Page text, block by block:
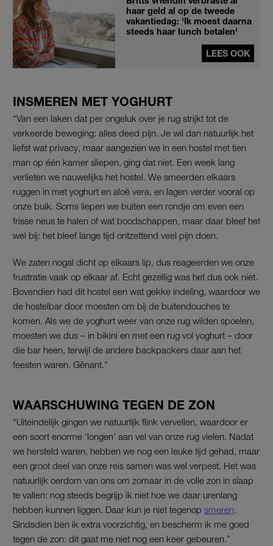
haar geld al op de tweede
vakantiedag: 'Ik moest daarna
steeds haar lunch betalen'
LEES OOK
INSMEREN MET YOGHURT
“Van een laken dat per ongeluk over je rug strijkt tot de
verkeerde beweging: alles deed pijn. Je wil dan natuurlijk het
liefst wat privacy, maar aangezien we in een hostel met tien
man op één kamer sliepen, ging dat niet. Een week lang
verlieten we nauwelijks het hostel. We smeerden elkaars
ruggen in met yoghurt en aloë vera, en lagen verder vooral op
onze buik. Soms liepen we buiten een rondje om even een
frisse neus te halen of wat boodschappen, maar daar bleef het
wel bij: het bleef lange tijd ontzettend veel pijn doen.
We zaten nogal dicht op elkaars lip, dus reageerden we onze
frustratie vaak op elkaar af. Echt gezellig was het dus ook niet.
Bovendien had dit hostel een wat gekke indeling, waardoor we
de hostelbar door moesten om bij de buitendouches te
komen. Als we de yoghurt weer van onze rug wilden spoelen,
moesten we dus – in bikini en met een rug vol yoghurt – door
die bar heen, terwijl de andere backpackers daar aan het
feesten waren. Gênant.”
WAARSCHUWING TEGEN DE ZON
“Uiteindelijk gingen we natuurlijk flink vervellen, waardoor er
een soort enorme ‘longen’ aan vel van onze rug vielen. Nadat
we hersteld waren, hebben we nog een leuke tijd gehad, maar
een groot deel van onze reis samen was wel verpest. Het was
natuurlijk oerdom van ons om zomaar in de volle zon in slaap
te vallen: nog steeds begrijp ik niet hoe we daar urenlang
hebben kunnen liggen. Daar kun je niet tegenop smeren
Sindsdien ben ik extra voorzichtig, en bescherm ik me goed
tegen de zon: dit gaat me niet nog een keer gebeuren.”